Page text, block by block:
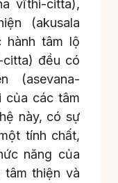
vīthi-citta),
(akusala
hành tâm lộ
citta) đều có
(asevana-
của các tâm
này, có sự
tính chất,
năng của
thiện và